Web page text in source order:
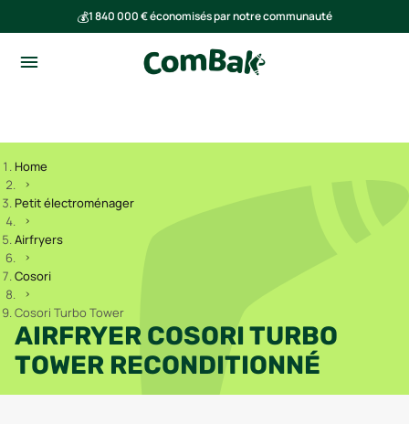
💰1 840 000 € économisés par notre communauté
Home
Petit électroménager
Airfryers
Cosori
Cosori Turbo Tower
AIRFRYER COSORI TURBO
TOWER RECONDITIONNÉ